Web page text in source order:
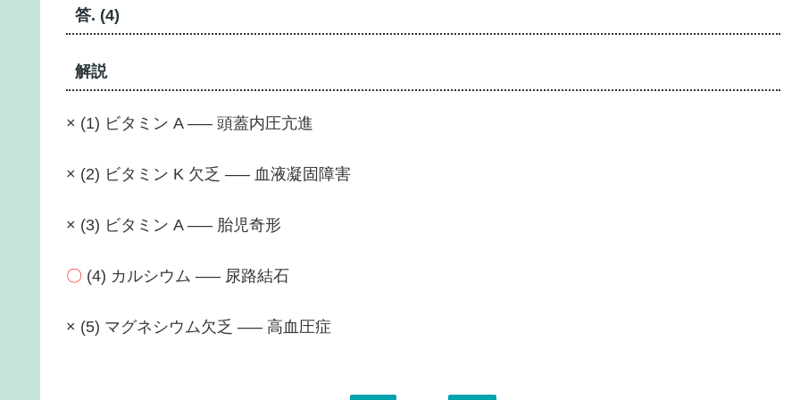
答. (4)
解説
× (1) ビタミン A —– 頭蓋内圧亢進
× (2) ビタミン K 欠乏 —– 血液凝固障害
× (3) ビタミン A —– 胎児奇形
〇 (4) カルシウム —– 尿路結石
× (5) マグネシウム欠乏 —– 高血圧症